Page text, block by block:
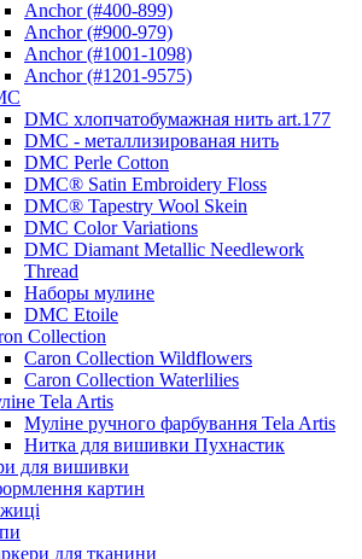
Anchor (#400-899)
Anchor (#900-979)
Anchor (#1001-1098)
Anchor (#1201-9575)
DMC хлопчатобумажная нить art.177
DMC - металлизированая нить
DMC Perle Cotton
DMC® Satin Embroidery Floss
DMC® Tapestry Wool Skein
DMC Color Variations
DMC Diamant Metallic Needlework
Thread
Наборы мулине
DMC Etoile
Collection
Caron Collection Wildflowers
Caron Collection Waterlilies
Tela Artis
Муліне ручного фарбування Tela Artis
Нитка для вишивки Пухнастик
для вишивки
картин
для тканини